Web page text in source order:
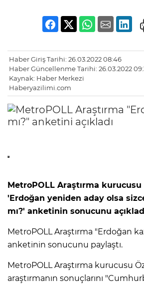
Haber Giriş Tarihi: 26.03.2022 08:46
Haber Güncellenme Tarihi: 26.03.2022
Kaynak: Haber Merkezi
Haberyazilimi.com
MetroPOLL Araştırma kurucusu
'Erdoğan yeniden aday olsa
mı?' anketinin sonucunu
MetroPOLL Araştırma "Erdoğan
anketinin sonucunu paylaştı.
MetroPOLL Araştırma kurucusu
araştırmanın sonuçlarını